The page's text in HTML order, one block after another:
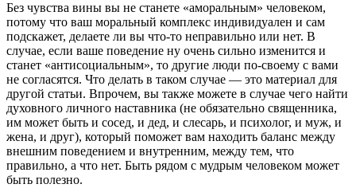
Без чувства вины вы не станете «аморальным» человеком,
потому что ваш моральный комплекс индивидуален и сам
подскажет, делаете ли вы что-то неправильно или нет. В
случае, если ваше поведение ну очень сильно изменится и
станет «антисоциальным», то другие люди по-своему с вами
не согласятся. Что делать в таком случае — это материал для
другой статьи. Впрочем, вы также можете в случае чего найти
духовного личного наставника (не обязательно священника,
им может быть и сосед, и дед, и слесарь, и психолог, и муж, и
жена, и друг), который поможет вам находить баланс между
внешним поведением и внутренним, между тем, что
правильно, а что нет. Быть рядом с мудрым человеком может
быть полезно.